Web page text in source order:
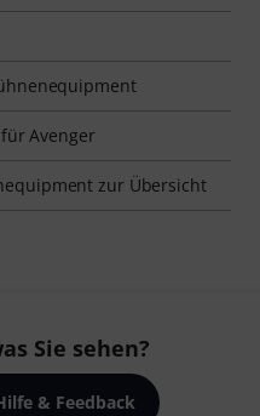
Avenger
zur Übersicht
Sie sehen?
& Feedback